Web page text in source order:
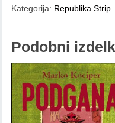
Plečnik
Kategorija: Republika Strip
Podobni